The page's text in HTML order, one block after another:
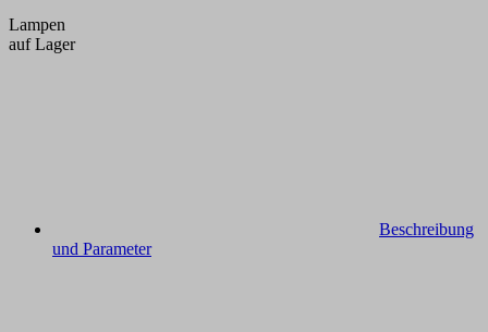
Lampen
auf Lager
Beschreibung
und Parameter